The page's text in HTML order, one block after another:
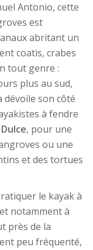
Antonio, cette
est
abritant un
coatis, crabes
tout genre :
plus au sud,
dévoile son côté
à fendre
, pour une
ou une
et des tortues
le kayak à
notamment à
près de la
peu fréquenté,